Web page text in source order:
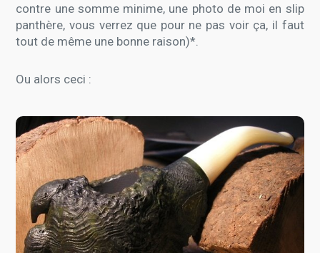
contre une somme minime, une photo de moi en slip
panthère, vous verrez que pour ne pas voir ça, il faut
tout de même une bonne raison)*.
Ou alors ceci :